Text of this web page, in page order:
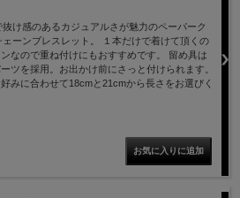
抜け感のあるカジュアルさが魅力のペーパーク
ェーンブレスレット。 １本だけで着けて頂くの
なので重ね付けにもおすすめです。 留め具は
ツを採用。お出かけ前にさっと付けられます。
みに合わせて18cmと21cmから長さをお選びく